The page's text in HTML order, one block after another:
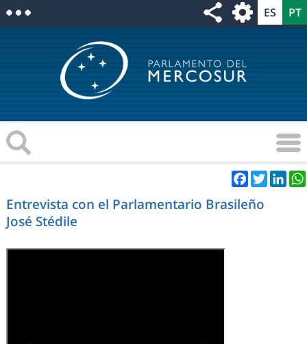
Facebook
Twitter
Entrevista con el Parlamentario Brasileño
José Stédile